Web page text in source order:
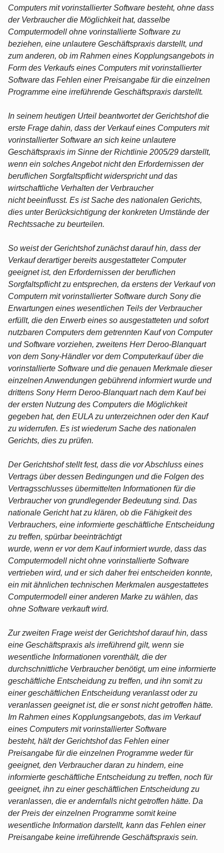
Computers mit vorinstallierter Software besteht, ohne dass
der Verbraucher die Möglichkeit hat, dasselbe
Computermodell ohne vorinstallierte Software zu
beziehen, eine unlautere Geschäftspraxis darstellt, und
zum anderen, ob im Rahmen eines Kopplungsangebots in
Form des Verkaufs eines Computers mit vorinstallierter
Software das Fehlen einer Preisangabe für die einzelnen
Programme eine irreführende Geschäftspraxis darstellt.
In seinem heutigen Urteil beantwortet der Gerichtshof die
erste Frage dahin, dass der Verkauf eines Computers mit
vorinstallierter Software an sich keine unlautere
Geschäftspraxis im Sinne der Richtlinie 2005/29 darstellt,
wenn ein solches Angebot nicht den Erfordernissen der
beruflichen Sorgfaltspflicht widerspricht und das
wirtschaftliche Verhalten der Verbraucher
nicht beeinflusst. Es ist Sache des nationalen Gerichts,
dies unter Berücksichtigung der konkreten Umstände der
Rechtssache zu beurteilen.
So weist der Gerichtshof zunächst darauf hin, dass der
Verkauf derartiger bereits ausgestatteter Computer
geeignet ist, den Erfordernissen der beruflichen
Sorgfaltspflicht zu entsprechen, da erstens der Verkauf von
Computern mit vorinstallierter Software durch Sony die
Erwartungen eines wesentlichen Teils der Verbraucher
erfüllt, die den Erwerb eines so ausgestatteten und sofort
nutzbaren Computers dem getrennten Kauf von Computer
und Software vorziehen, zweitens Herr Deroo-Blanquart
von dem Sony-Händler vor dem Computerkauf über die
vorinstallierte Software und die genauen Merkmale dieser
einzelnen Anwendungen gebührend informiert wurde und
drittens Sony Herrn Deroo-Blanquart nach dem Kauf bei
der ersten Nutzung des Computers die Möglichkeit
gegeben hat, den EULA zu unterzeichnen oder den Kauf
zu widerrufen. Es ist wiederum Sache des nationalen
Gerichts, dies zu prüfen.
Der Gerichtshof stellt fest, dass die vor Abschluss eines
Vertrags über dessen Bedingungen und die Folgen des
Vertragsschlusses übermittelten Informationen für die
Verbraucher von grundlegender Bedeutung sind. Das
nationale Gericht hat zu klären, ob die Fähigkeit des
Verbrauchers, eine informierte geschäftliche Entscheidung
zu treffen, spürbar beeinträchtigt
wurde, wenn er vor dem Kauf informiert wurde, dass das
Computermodell nicht ohne vorinstallierte Software
vertrieben wird, und er sich daher frei entscheiden konnte,
ein mit ähnlichen technischen Merkmalen ausgestattetes
Computermodell einer anderen Marke zu wählen, das
ohne Software verkauft wird.
Zur zweiten Frage weist der Gerichtshof darauf hin, dass
eine Geschäftspraxis als irreführend gilt, wenn sie
wesentliche Informationen vorenthält, die der
durchschnittliche Verbraucher benötigt, um eine informierte
geschäftliche Entscheidung zu treffen, und ihn somit zu
einer geschäftlichen Entscheidung veranlasst oder zu
veranlassen geeignet ist, die er sonst nicht getroffen hätte.
Im Rahmen eines Kopplungsangebots, das im Verkauf
eines Computers mit vorinstallierter Software
besteht, hält der Gerichtshof das Fehlen einer
Preisangabe für die einzelnen Programme weder für
geeignet, den Verbraucher daran zu hindern, eine
informierte geschäftliche Entscheidung zu treffen, noch für
geeignet, ihn zu einer geschäftlichen Entscheidung zu
veranlassen, die er andernfalls nicht getroffen hätte. Da
der Preis der einzelnen Programme somit keine
wesentliche Information darstellt, kann das Fehlen einer
Preisangabe keine irreführende Geschäftspraxis sein.